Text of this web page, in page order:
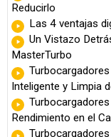
Reducirlo
Las 4 ventajas
Un Vistazo
MasterTurbo
Inteligente y Limpia
Rendimiento en el